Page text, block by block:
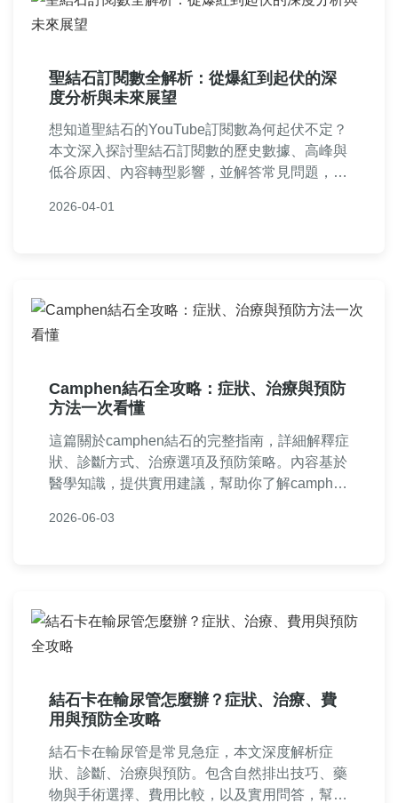
聖結石訂閱數全解析：從爆紅到起伏的深
度分析與未來展望
想知道聖結石的YouTube訂閱數為何起伏不定？
本文深入探討聖結石訂閱數的歷史數據、高峰與
低谷原因、內容轉型影響，並解答常見問題，提
2026-04-01
Camphen結石全攻略：症狀、治療與預防
方法一次看懂
這篇關於camphen結石的完整指南，詳細解釋症
狀、診斷方式、治療選項及預防策略。內容基於
醫學知識，提供實用建議，幫助你了解camphen
讀者參考。
2026-06-03
結石卡在輸尿管怎麼辦？症狀、治療、費
用與預防全攻略
結石卡在輸尿管是常見急症，本文深度解析症
狀、診斷、治療與預防。包含自然排出技巧、藥
物與手術選擇、費用比較，以及實用問答，幫助